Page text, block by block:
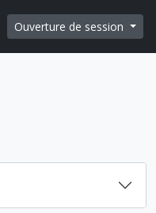
page
rapides
Ouverture de session